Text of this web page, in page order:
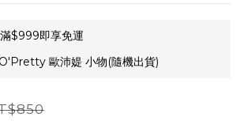
$999即享免運
歐沛媞 小物(隨機出貨)